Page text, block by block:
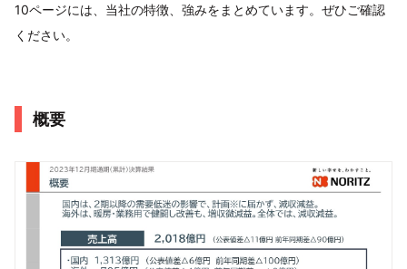
10ページには、当社の特徴、強みをまとめています。ぜひご確認
ください。
概要